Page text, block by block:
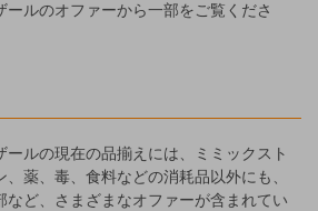
ールのオファーから一部をご覧くださ
ールの現在の品揃えには、ミミックスト
薬、毒、食料などの消耗品以外にも、
など、さまざまなオファーが含まれてい